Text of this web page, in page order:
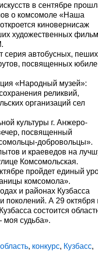
в сентябре
о комсомоле «Наша
киновернисаж
художественных
серия автобусных, пеших
посвященных
«Народный музей»:
реликвий,
организаций сел
культуры г. Анжеро-
посвященный
добровольцы».
и краеведов на
Комсомольская.
пройдет единый
комсомола».
и районах Кузбасса
поколений. А 29 октября
состоится
моя судьба».
, конкурс, Кузбасс,